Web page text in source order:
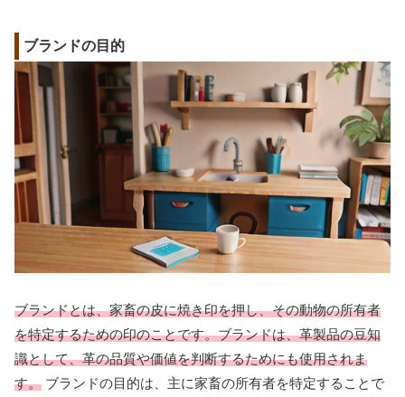
ブランドの目的
ブランドとは、家畜の皮に焼き印を押し、その動物の所有者
を特定するための印のことです。ブランドは、革製品の豆知
識として、革の品質や価値を判断するためにも使用されま
す。 ブランドの目的は、主に家畜の所有者を特定することで